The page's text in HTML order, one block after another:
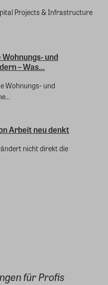
Projects & Infrastructure
und
– Was...
Wohnungs- und
Arbeit neu denkt
nicht direkt die
für Profis